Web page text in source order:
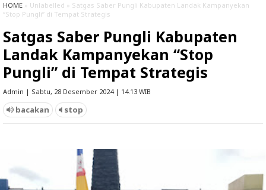
HOME » Unlabelled » Satgas Saber Pungli Kabupaten Landak Kampanyekan
“Stop Pungli” di Tempat Strategis
Satgas Saber Pungli Kabupaten
Landak Kampanyekan “Stop
Pungli” di Tempat Strategis
Admin | Sabtu, 28 Desember 2024 | 14.13 WIB
bacakan stop